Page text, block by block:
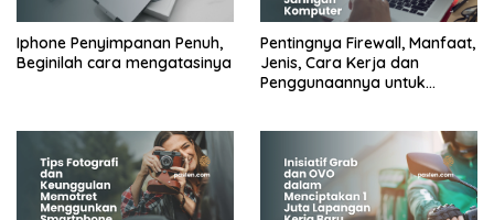
Iphone Penyimpanan Penuh,
Beginilah cara mengatasinya
Pentingnya Firewall, Manfaat,
Jenis, Cara Kerja dan
Penggunaannya untuk